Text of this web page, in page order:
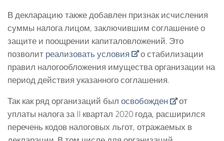
В декларацию также добавлен признак исчисления
суммы налога лицом, заключившим соглашение о
защите и поощрении капиталовложений. Это
позволит реализовать условия
о стабилизации
правил налогообложения имущества организации на
период действия указанного соглашения.
Так как ряд организаций был освобожден
от
уплаты налога за II квартал 2020 года, расширился
перечень кодов налоговых льгот, отражаемых в